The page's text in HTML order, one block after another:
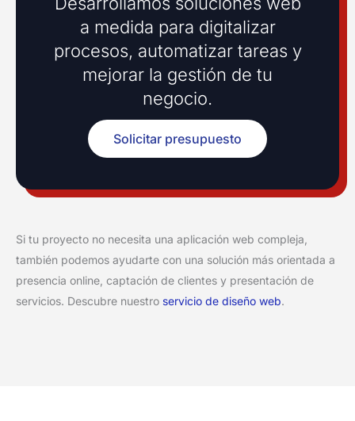
a medida para digitalizar
procesos, automatizar tareas y
mejorar la gestión de tu
negocio.
Solicitar presupuesto
Si tu proyecto no necesita una aplicación web compleja,
también podemos ayudarte con una solución más orientada a
presencia online, captación de clientes y presentación de
servicios. Descubre nuestro servicio de diseño web.